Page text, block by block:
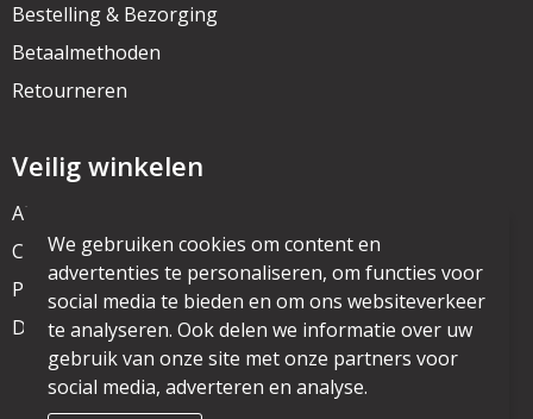
Bestelling & Bezorging
Betaalmethoden
Retourneren
Veilig winkelen
Algemene voorwaarden
Cookieverklaring
Privacyverklaring
Disclaimer
We gebruiken cookies om content en
advertenties te personaliseren, om functies voor
social media te bieden en om ons websiteverkeer
te analyseren. Ook delen we informatie over uw
gebruik van onze site met onze partners voor
social media, adverteren en analyse.